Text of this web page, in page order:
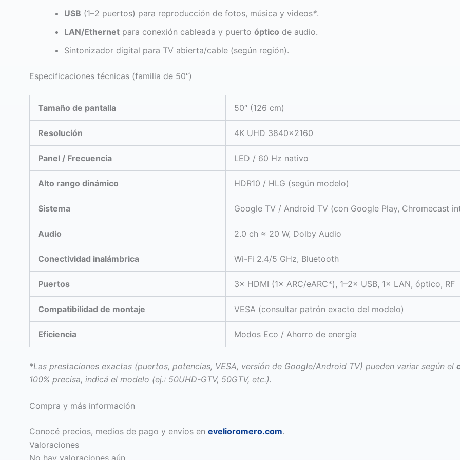
USB (1–2 puertos) para reproducción de fotos, música y videos*.
LAN/Ethernet para conexión cableada y puerto óptico de audio.
Sintonizador digital para TV abierta/cable (según región).
Especificaciones técnicas (familia de 50″)
Tamaño de pantalla 50″ (126 cm)
Resolución 4K UHD 3840×2160
Panel / Frecuencia LED / 60 Hz nativo
Alto rango dinámico HDR10 / HLG (según modelo)
Sistema Google TV / Android TV (con Google Play, Chromecast
Audio 2.0 ch ≈ 20 W, Dolby Audio
Conectividad inalámbrica Wi-Fi 2.4/5 GHz, Bluetooth
Puertos 3× HDMI (1× ARC/eARC*), 1–2× USB, 1× LAN, óptico, RF
Compatibilidad de montaje VESA (consultar patrón exacto del modelo)
Eficiencia Modos Eco / Ahorro de energía
*Las prestaciones exactas (puertos, potencias, VESA, versión de Google/Android TV) pueden variar según el
100% precisa, indicá el modelo (ej.: 50UHD-GTV, 50GTV, etc.).
Compra y más información
Conocé precios, medios de pago y envíos en evelioromero.com.
Valoraciones